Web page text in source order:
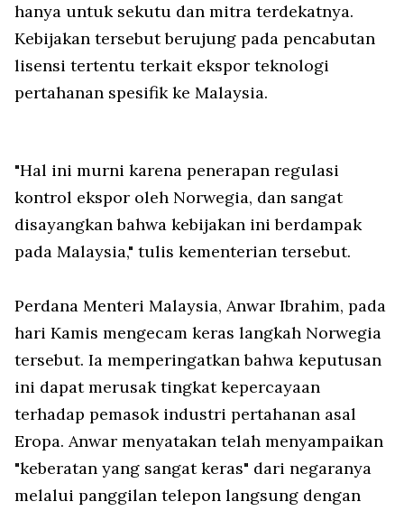
hanya untuk sekutu dan mitra terdekatnya.
Kebijakan tersebut berujung pada pencabutan
lisensi tertentu terkait ekspor teknologi
pertahanan spesifik ke Malaysia.
"Hal ini murni karena penerapan regulasi
kontrol ekspor oleh Norwegia, dan sangat
disayangkan bahwa kebijakan ini berdampak
pada Malaysia," tulis kementerian tersebut.
Perdana Menteri Malaysia, Anwar Ibrahim, pada
hari Kamis mengecam keras langkah Norwegia
tersebut. Ia memperingatkan bahwa keputusan
ini dapat merusak tingkat kepercayaan
terhadap pemasok industri pertahanan asal
Eropa. Anwar menyatakan telah menyampaikan
"keberatan yang sangat keras" dari negaranya
melalui panggilan telepon langsung dengan